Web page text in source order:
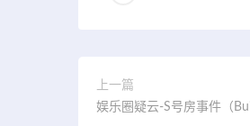
上一篇
娱乐圈疑云-S号房事件（